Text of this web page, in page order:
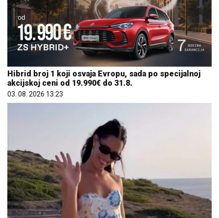
Hibrid broj 1 koji osvaja Evropu, sada po specijalnoj
akcijskoj ceni od 19.990€ do 31.8.
03. 08. 2026 13:23